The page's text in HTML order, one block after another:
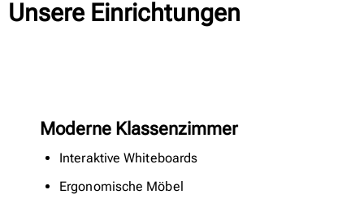
Unsere Einrichtungen
Moderne Klassenzimmer
Interaktive Whiteboards
Ergonomische Möbel